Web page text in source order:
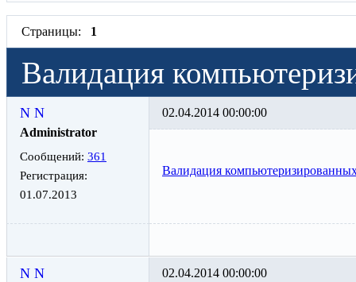
Страницы: 1
Валидация
N N
Administrator
Сообщений: 361
Регистрация:
01.07.2013
02.04.2014 00:00:00
Валидация
N N 02.04.2014 00:00:00